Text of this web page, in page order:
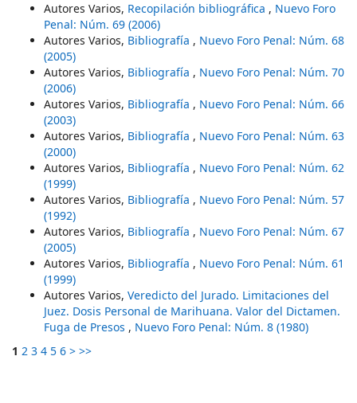
Autores Varios, Recopilación bibliográfica , Nuevo Foro
Penal: Núm. 69 (2006)
Autores Varios, Bibliografía , Nuevo Foro Penal: Núm. 68
(2005)
Autores Varios, Bibliografía , Nuevo Foro Penal: Núm. 70
(2006)
Autores Varios, Bibliografía , Nuevo Foro Penal: Núm. 66
(2003)
Autores Varios, Bibliografía , Nuevo Foro Penal: Núm. 63
(2000)
Autores Varios, Bibliografía , Nuevo Foro Penal: Núm. 62
(1999)
Autores Varios, Bibliografía , Nuevo Foro Penal: Núm. 57
(1992)
Autores Varios, Bibliografía , Nuevo Foro Penal: Núm. 67
(2005)
Autores Varios, Bibliografía , Nuevo Foro Penal: Núm. 61
(1999)
Autores Varios, Veredicto del Jurado. Limitaciones del
Juez. Dosis Personal de Marihuana. Valor del Dictamen.
Fuga de Presos , Nuevo Foro Penal: Núm. 8 (1980)
1 2 3 4 5 6 > >>